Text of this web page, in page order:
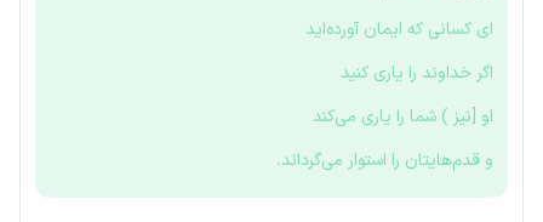
ای کسانی که ایمان آورده‌اید
اگر خداوند را یاری کنید
او [نیز ) شما را یاری می‌کند
و قدم‌هایتان را استوار می‌گرداند.